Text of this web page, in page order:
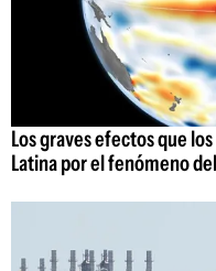
Los graves efectos que
Latina por el fenómeno